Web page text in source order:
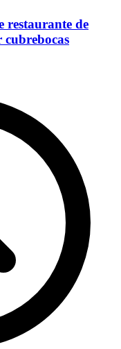
restaurante de